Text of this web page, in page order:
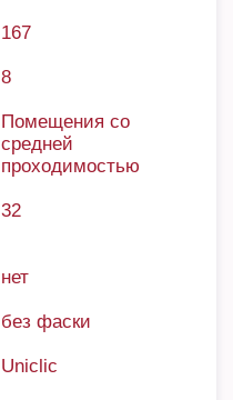
167
8
Помещения со
средней
проходимостью
32
нет
без фаски
Uniclic